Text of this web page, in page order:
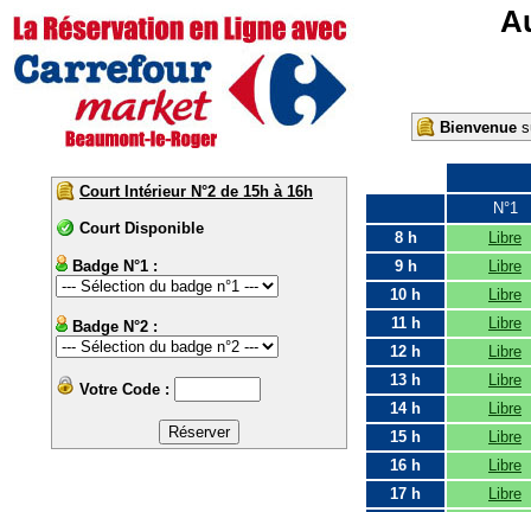
Bienvenue
Court Intérieur N°2 de 15h à 16h
Court Disponible
Badge N°1 :
Badge N°2 :
Votre Code :
N°1
8 h
Libre
9 h
Libre
10 h
Libre
11 h
Libre
12 h
Libre
13 h
Libre
14 h
Libre
15 h
Libre
16 h
Libre
17 h
Libre